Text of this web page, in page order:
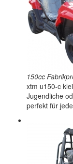
150cc
xtm u150-c
Jugendliche
perfekt für